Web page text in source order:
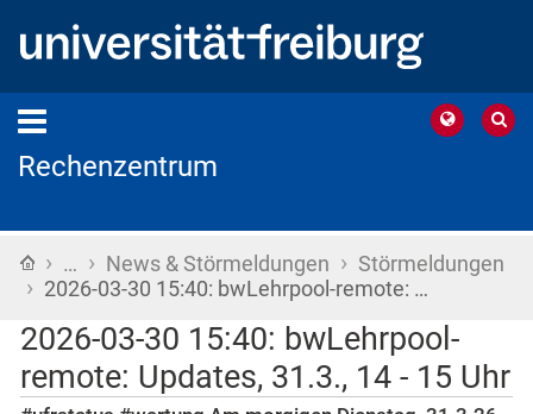
Rechenzentrum
Startseite
› … › News & Störmeldungen › Störmeldungen
› 2026-03-30 15:40: bwLehrpool-remote: …
2026-03-30 15:40: bwLehrpool-
remote: Updates, 31.3., 14 - 15 Uhr